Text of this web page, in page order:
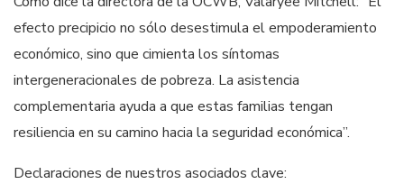
efecto precipicio no sólo desestimula el empoderamiento
económico, sino que cimienta los síntomas
intergeneracionales de pobreza. La asistencia
complementaria ayuda a que estas familias tengan
resiliencia en su camino hacia la seguridad económica”.
Declaraciones de nuestros asociados clave: